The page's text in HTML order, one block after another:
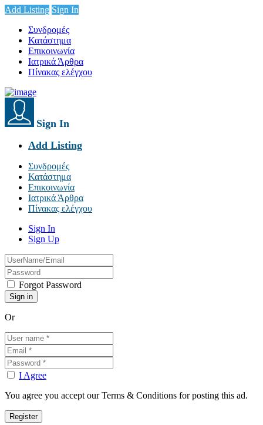
Add Listing Sign In
Συνδρομές
Κατάστημα
Επικοινωνία
Ιατρικά Άρθρα
Πίνακας ελέγχου
Sign In
Add Listing
Συνδρομές
Κατάστημα
Επικοινωνία
Ιατρικά Άρθρα
Πίνακας ελέγχου
Sign In
Sign Up
Forgot Password
Or
I Agree
You agree you accept our Terms & Conditions for posting this ad.